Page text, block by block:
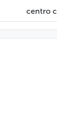
centro